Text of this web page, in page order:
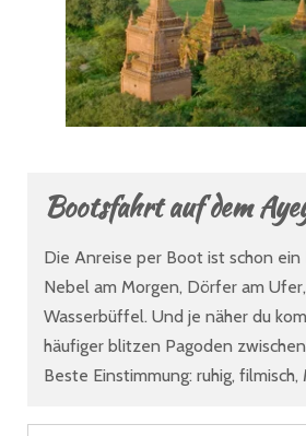
Bootsfahrt auf dem
Die Anreise per Boot ist schon ein
Nebel am Morgen, Dörfer am Ufer,
Wasserbüffel. Und je näher du
häufiger blitzen Pagoden
Beste Einstimmung: ruhig, filmisch,